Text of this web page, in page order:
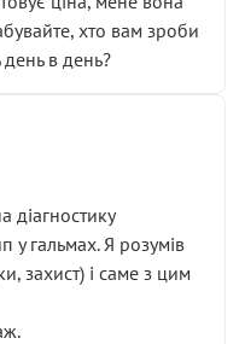
хто вам зроби
в день?
у гальмах. Я розумів
захист) і саме з цим